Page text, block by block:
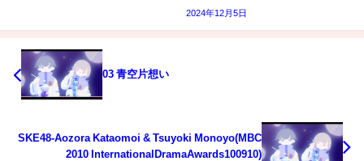
2024年12月5日
03 青空片想い
SKE48-Aozora Kataomoi & Tsuyoki Monoyo(MBC
2010 InternationalDramaAwards100910)